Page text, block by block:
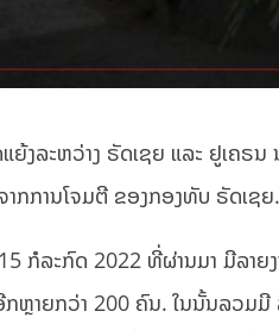
ຍ້ງລະຫວ່າງ ຣັດເຊຍ ແລະ ຢູເຄຣ
າກການໂຈມຕີ ຂອງກອງທັບ ຣັດເຊຍ.
ກໍລະກົດ 2022 ທີ່ຜ່ານມາ ມີລາຍ
ກຫຼາຍກວ່າ 200 ຄົນ. ໃນນັ້ນລວມມີ